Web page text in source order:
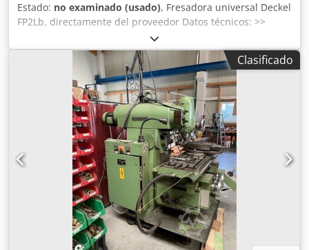
Estado: no examinado (usado), Fresadora universal Deckel
FP2Lb, directamente del proveedor Datos técnicos: >>
Número de máquina: 0793 >> Mesa angular fija (superficie
de sujeción: 1000 mm x 440 mm) >> Velocidad: 40 - 2000
rpm >> Avance rápido y avance en 3 ejes >> Avance de 8 a
400 mm/min >> Avance rápido de 1500 mm/min en todas
las direcciones de avance >> Potencia del motor:
aproximadamente 2,2 kW >> Recorridos X/Y/Z: 800/300/400
mm (el recorrido Y es desplazable adicionalmente en 200
mm) >> Equipamiento: husillo vertical y horizontal >>
Husillo vertical y husillo horizontal extensibles - SK-40 >>
Sistema de sujeción S20x2 >> Peso: aproximadamente
1900 kg Accesorios y equipamiento: Crodpfozlqaisx Al Dof
>> Lubricación centralizada >> Modificación del armario
eléctrico Acerca de la máquina: Se ofrece una fresadora
universal Deckel FP2Lb usada, en estado de
funcionamiento. La máquina proviene directamente del
Clasificado